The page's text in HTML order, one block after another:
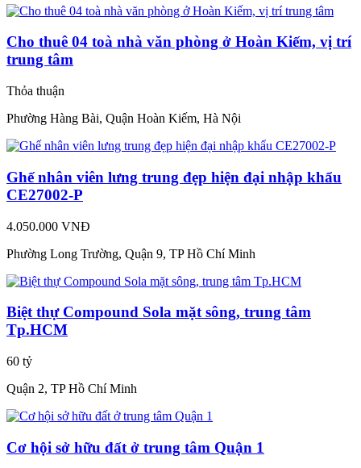
Cho thuê 04 toà nhà văn phòng ở Hoàn Kiếm, vị trí
trung tâm
Thỏa thuận
Phường Hàng Bài, Quận Hoàn Kiếm, Hà Nội
Ghế nhân viên lưng trung đẹp hiện đại nhập khẩu
CE27002-P
4.050.000 VNĐ
Phường Long Trường, Quận 9, TP Hồ Chí Minh
Biệt thự Compound Sola mặt sông, trung tâm
Tp.HCM
60 tỷ
Quận 2, TP Hồ Chí Minh
Cơ hội sở hữu đất ở trung tâm Quận 1